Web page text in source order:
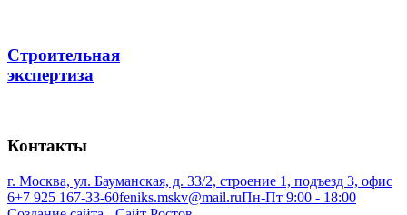
Строительная
экспертиза
Контакты
г. Москва, ул. Бауманская, д. 33/2, строение 1, подъезд 3, офис
6+7 925 167-33-60feniks.mskv@mail.ruПн-Пт 9:00 - 18:00